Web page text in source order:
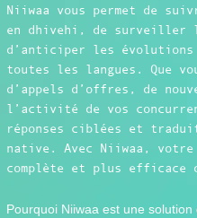
Niiwaa vous permet de
en dhivehi, de surveiller
d’anticiper les évolutions
toutes les langues. Que
d’appels d’offres, de
l’activité de vos
réponses ciblées et
native. Avec Niiwaa,
complète et plus efficace
Pourquoi Niiwaa est une